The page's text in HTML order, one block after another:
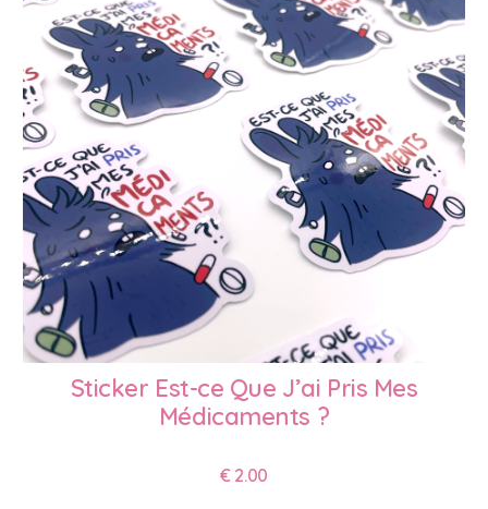
Sticker Est-ce Que J’ai Pris Mes
Médicaments ?
€2.00